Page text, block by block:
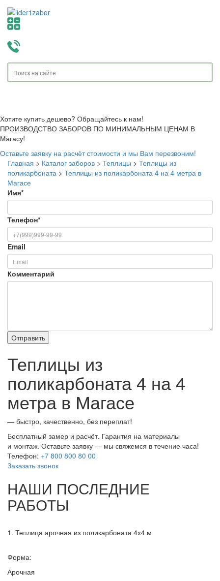
Хотите купить дешево? Обращайтесь к нам!
ПРОИЗВОДСТВО ЗАБОРОВ ПО МИНИМАЛЬНЫМ ЦЕНАМ В
Магасу!
Оставьте заявку на расчёт стоимости и мы Вам перезвоним!
Главная > Каталог заборов > Теплицы > Теплицы из
поликарбоната > Теплицы из поликарбоната 4 на 4 метра в
Магасе
Имя*
Телефон*
Email
Комментарий
Теплицы из
поликарбоната 4 на 4
метра в Магасе
— быстро, качественно, без переплат!
Бесплатный замер и расчёт. Гарантия на материалы
и монтаж. Оставьте заявку — мы свяжемся в течение часа!
Телефон: +7 800 800 80 00
Заказать звонок
НАШИ ПОСЛЕДНИЕ
РАБОТЫ
1. Теплица арочная из поликарбоната 4х4 м
Форма:
Арочная